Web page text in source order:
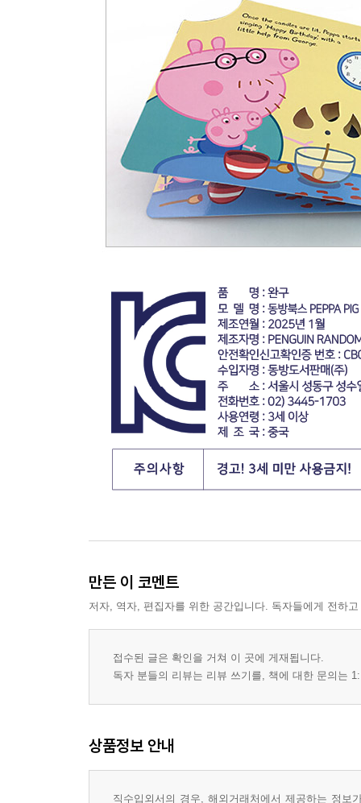
만든 이 코멘트
저자, 역자, 편집자를 위한 공간입니다. 독자들에게 전하
접수된 글은 확인을 거쳐 이 곳에 게재됩니다.
독자 분들의 리뷰는 리뷰 쓰기를, 책에 대한 문의는
상품정보 안내
직수입외서의 경우, 해외거래처에서 제공하는 정